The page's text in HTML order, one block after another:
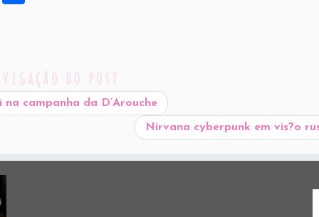
do post
campanha da D’Arouche
Nirvana cyberpunk em vis?o